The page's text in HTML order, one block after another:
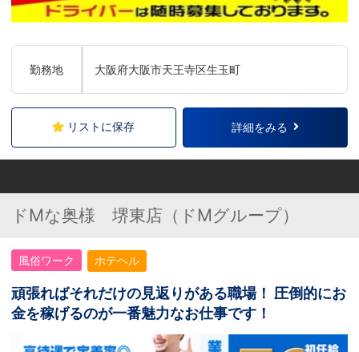
勤務地 大阪府大阪市天王寺区生玉町
リストに保存 詳細をみる
ドMな奥様 堺東店（ドMグループ）
風俗ワーク ホテヘル
頑張ればそれだけの見返りがある職場！ 圧倒的にお
金を稼げるのが一番魅力なお仕事です！